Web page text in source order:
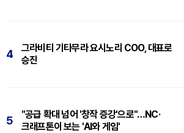
4
그라비티 기타무라 요시노리 COO, 대표로
승진
5
"공급 확대 넘어 '창작 증강'으로"…NC·
크래프톤이 보는 'AI와 게임'